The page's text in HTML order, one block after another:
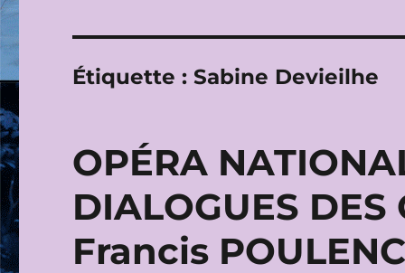
Étiquette :Sabine Devieilhe
OPÉRA
DIALOGUES DES
Francis